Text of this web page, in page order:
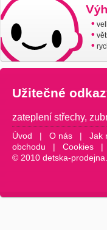
•
•
•
Užitečné
zateplení střechy,
Úvod | O nás | Jak
obchodu | Cookies |
© 2010 detska-